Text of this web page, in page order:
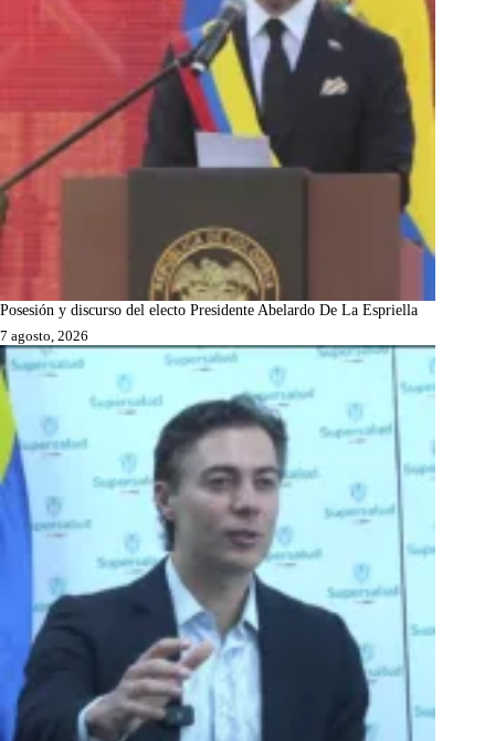
Posesión y discurso del electo Presidente Abelardo De La Espriella
7 agosto, 2026